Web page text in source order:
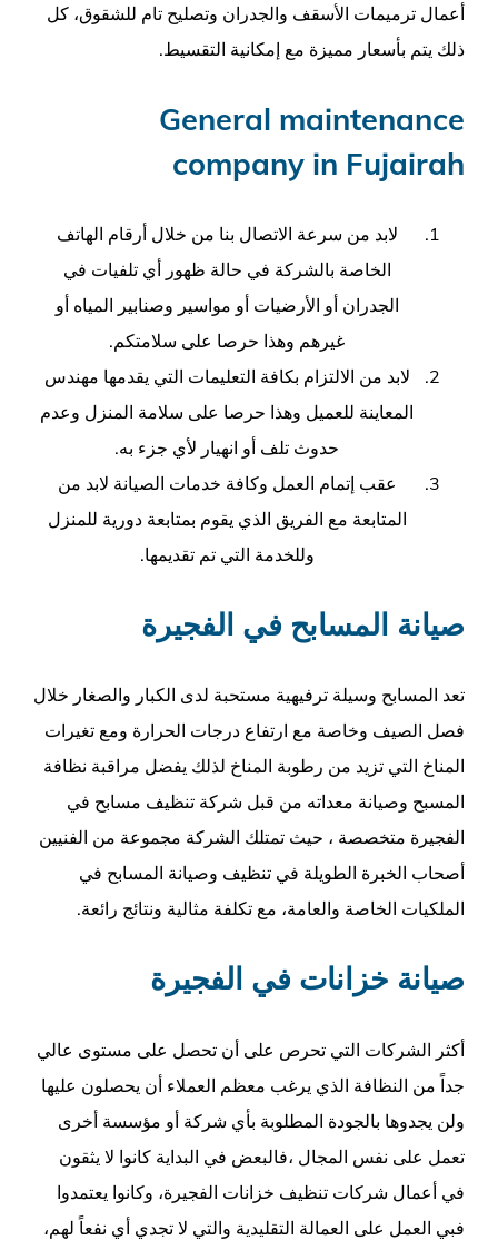
أعمال ترميمات الأسقف والجدران وتصليح تام للشقوق، كل
ذلك يتم بأسعار مميزة مع إمكانية التقسيط.
General maintenance
company in Fujairah
لابد من سرعة الاتصال بنا من خلال أرقام الهاتف
الخاصة بالشركة في حالة ظهور أي تلفيات في
الجدران أو الأرضيات أو مواسير وصنابير المياه أو
غيرهم وهذا حرصا على سلامتكم.
لابد من الالتزام بكافة التعليمات التي يقدمها مهندس
المعاينة للعميل وهذا حرصا على سلامة المنزل وعدم
حدوث تلف أو انهيار لأي جزء به.
عقب إتمام العمل وكافة خدمات الصيانة لابد من
المتابعة مع الفريق الذي يقوم بمتابعة دورية للمنزل
وللخدمة التي تم تقديمها.
صيانة المسابح في الفجيرة
تعد المسابح وسيلة ترفيهية مستحبة لدى الكبار والصغار خلال
فصل الصيف وخاصة مع ارتفاع درجات الحرارة ومع تغيرات
المناخ التي تزيد من رطوبة المناخ لذلك يفضل مراقبة نظافة
المسبح وصيانة معداته من قبل شركة تنظيف مسابح في
الفجيرة متخصصة ، حيث تمتلك الشركة مجموعة من الفنيين
أصحاب الخبرة الطويلة في تنظيف وصيانة المسابح في
الملكيات الخاصة والعامة، مع تكلفة مثالية ونتائج رائعة.
صيانة خزانات في الفجيرة
أكثر الشركات التي تحرص على أن تحصل على مستوى عالي
جداً من النظافة الذي يرغب معظم العملاء أن يحصلون عليها
ولن يجدوها بالجودة المطلوبة بأي شركة أو مؤسسة أخرى
تعمل على نفس المجال ،فالبعض في البداية كانوا لا يثقون
في أعمال شركات تنظيف خزانات الفجيرة، وكانوا يعتمدوا
فبي العمل على العمالة التقليدية والتي لا تجدي أي نفعاً لهم،